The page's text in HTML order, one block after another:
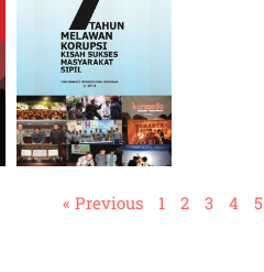
« Previous 1 2 3 4 5